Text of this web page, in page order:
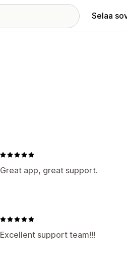
Selaa
Great app, great support.
Excellent support team!!!